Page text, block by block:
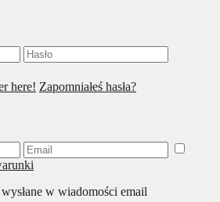
here! Zapomniałeś hasła?
w wiadomości email